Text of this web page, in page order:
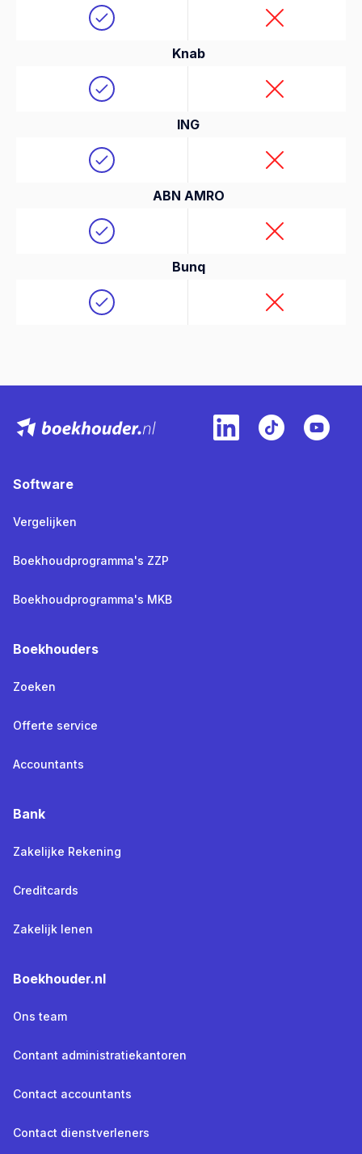
Knab
ING
ABN AMRO
Bunq
Software
Vergelijken
Boekhoudprogramma's ZZP
Boekhoudprogramma's MKB
Boekhouders
Zoeken
Offerte service
Accountants
Bank
Zakelijke Rekening
Creditcards
Zakelijk lenen
Boekhouder.nl
Ons team
Contant administratiekantoren
Contact accountants
Contact dienstverleners